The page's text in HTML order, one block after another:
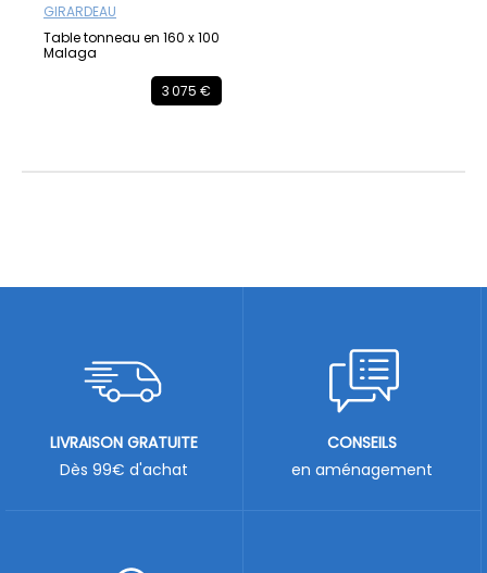
GIRARDEAU
Table tonneau en 160 x 100
Malaga
3 075 €
LIVRAISON GRATUITE
Dès 99€ d'achat
CONSEILS
en aménagement